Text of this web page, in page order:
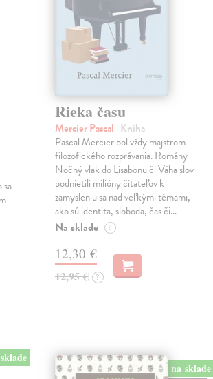
Rieka času
Mercier Pascal | Kniha
Pascal Mercier bol vždy majstrom
filozofického rozprávania. Romány
Nočný vlak do Lisabonu či Váha slov
podnietili milióny čitateľov k
zamysleniu sa nad veľkými témami,
ako sú identita, sloboda, čas či…
Na sklade ?
12,30 €
12,95 € ?
na sklade